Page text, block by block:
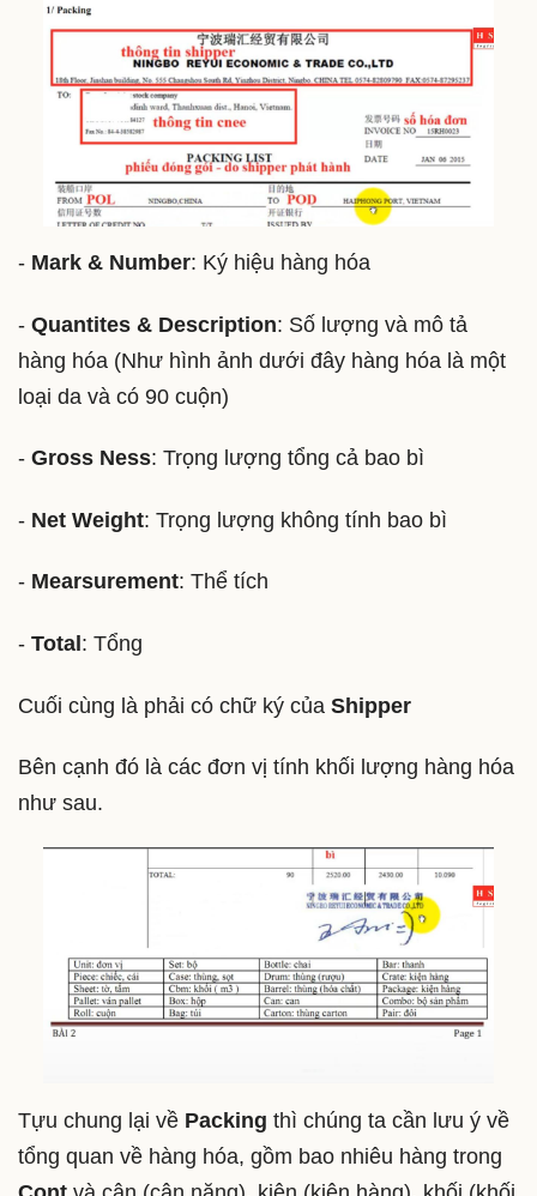
- Mark & Number: Ký hiệu hàng hóa
- Quantites & Description: Số lượng và mô tả
hàng hóa (Như hình ảnh dưới đây hàng hóa là một
loại da và có 90 cuộn)
- Gross Ness: Trọng lượng tổng cả bao bì
- Net Weight: Trọng lượng không tính bao bì
- Mearsurement: Thể tích
- Total : Tổng
Cuối cùng là phải có chữ ký của Shipper
Bên cạnh đó là các đơn vị tính khối lượng hàng hóa
như sau.
Tựu chung lại về Packing thì chúng ta cần lưu ý về
tổng quan về hàng hóa, gồm bao nhiêu hàng trong